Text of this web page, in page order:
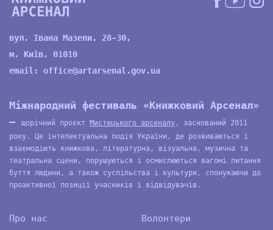
вул. Івана Мазепи, 28-30,
м. Київ, 01010
email: office@artarsenal.gov.ua
Міжнародний фестиваль «Книжковий Арсенал»
—
щорічний проєкт Мистецького арсеналу , заснований 2011
року. Це інтелектуальна подія України, де розвиваються і
взаємодіють книжкова, літературна, візуальна, музична та
театральна сцени, порушуються і осмислюються вагомі питання
буття людини, а також суспільства і культури, спонукаючи до
проактивної позиції учасників і відвідувачів.
Про нас Волонтери